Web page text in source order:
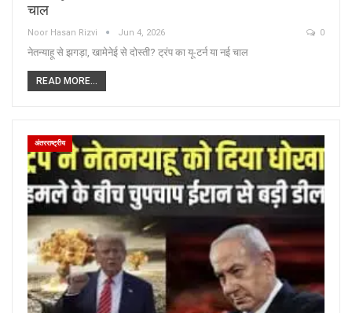
चाल
Noor Hasan Rizvi Jun 4, 2026 0
नेतन्याहू से झगड़ा, खामेनेई से दोस्ती? ट्रंप का यू-टर्न या नई चाल
READ MORE...
अंतरराष्ट्रीय